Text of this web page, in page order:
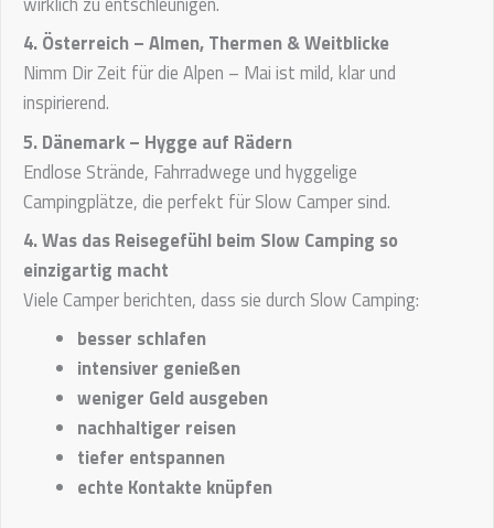
4. Österreich – Almen, Thermen & Weitblicke
Nimm Dir Zeit für die Alpen – Mai ist mild, klar und
inspirierend.
5. Dänemark – Hygge auf Rädern
Endlose Strände, Fahrradwege und hyggelige
Campingplätze, die perfekt für Slow Camper sind.
4. Was das Reisegefühl beim Slow Camping so
einzigartig macht
Viele Camper berichten, dass sie durch Slow Camping:
besser schlafen
intensiver genießen
weniger Geld ausgeben
nachhaltiger reisen
tiefer entspannen
echte Kontakte knüpfen